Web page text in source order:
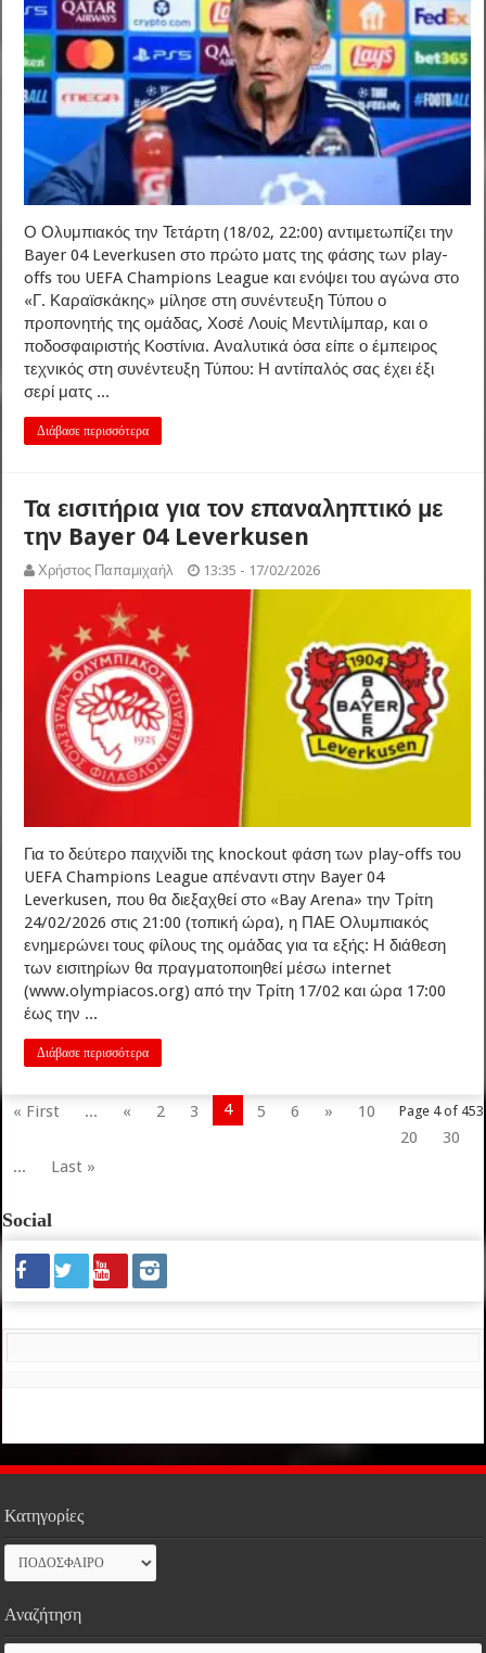
Ο Ολυμπιακός την Τετάρτη (18/02, 22:00) αντιμετωπίζει την
Bayer 04 Leverkusen στο πρώτο ματς της φάσης των play-
offs του UEFA Champions League και ενόψει του αγώνα στο
«Γ. Καραϊσκάκης» μίλησε στη συνέντευξη Τύπου ο
προπονητής της ομάδας, Χοσέ Λουίς Μεντιλίμπαρ, και ο
ποδοσφαιριστής Κοστίνια. Αναλυτικά όσα είπε ο έμπειρος
τεχνικός στη συνέντευξη Τύπου: Η αντίπαλός σας έχει έξι
σερί ματς ...
Διάβασε περισσότερα
Τα εισιτήρια για τον επαναληπτικό με
την Bayer 04 Leverkusen
Χρήστος Παπαμιχαήλ 13:35 - 17/02/2026
Για το δεύτερο παιχνίδι της knockout φάση των play-offs του
UEFA Champions League απέναντι στην Bayer 04
Leverkusen, που θα διεξαχθεί στο «Bay Arena» την Τρίτη
24/02/2026 στις 21:00 (τοπική ώρα), η ΠΑΕ Ολυμπιακός
ενημερώνει τους φίλους της ομάδας για τα εξής: Η διάθεση
των εισιτηρίων θα πραγματοποιηθεί μέσω internet
(www.olympiacos.org) από την Τρίτη 17/02 και ώρα 17:00
έως την ...
Διάβασε περισσότερα
Page 4 of 453
« First ... « 2 3 4 5 6 »
10
20
30
...
Last »
Social
Κατηγορίες
Κατηγορίες
Αναζήτηση